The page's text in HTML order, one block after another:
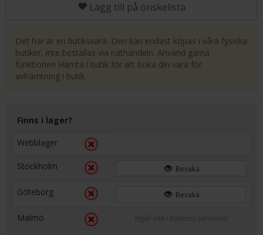
Lägg till på önskelista
Det här är en butiksvara. Den kan endast köpas i våra fysiska
butiker, inte beställas via näthandeln. Använd gärna
funktionen Hämta i butik för att boka din vara för
avhämtning i butik.
Finns i lager?
Webblager
Stockholm Bevaka
Göteborg Bevaka
Malmö Ingår inte i butikens sortiment